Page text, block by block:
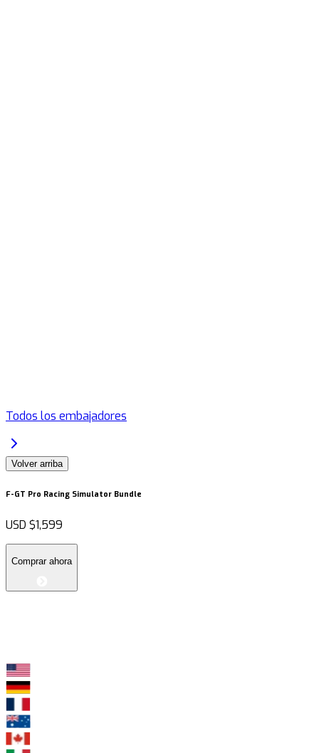
Todos los embajadores
Volver arriba
F-GT Pro Racing Simulator Bundle
USD $1,599
Comprar ahora